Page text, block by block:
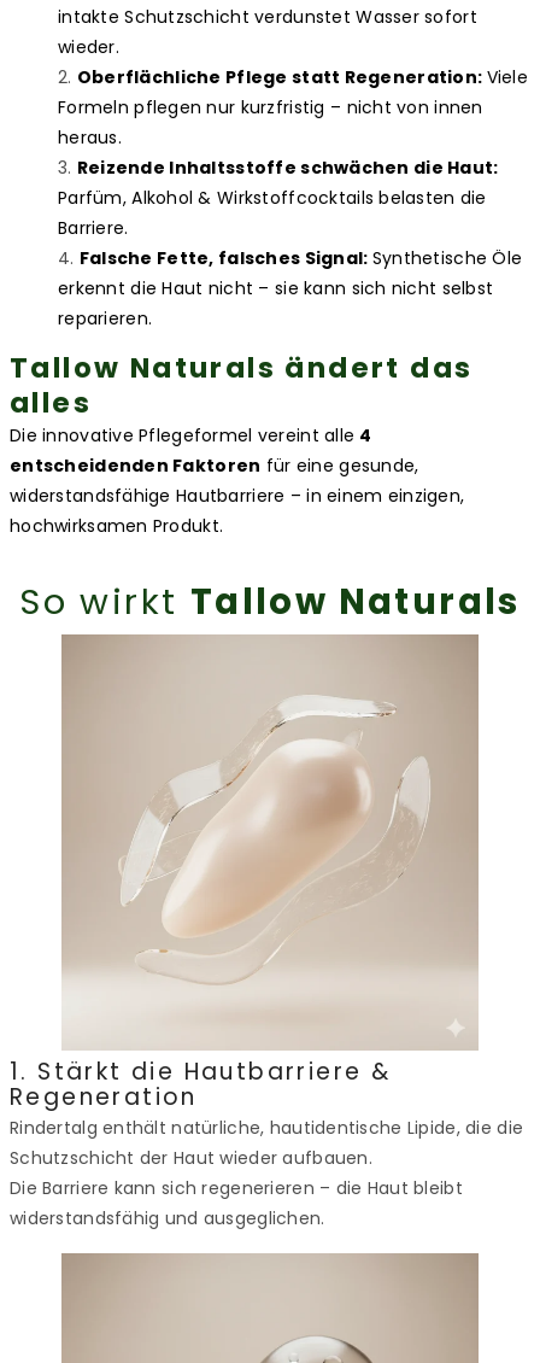
intakte Schutzschicht verdunstet Wasser sofort
wieder.
Oberflächliche Pflege statt Regeneration: Viele
Formeln pflegen nur kurzfristig – nicht von innen
heraus.
Reizende Inhaltsstoffe schwächen die Haut:
Parfüm, Alkohol & Wirkstoffcocktails belasten die
Barriere.
Falsche Fette, falsches Signal: Synthetische Öle
erkennt die Haut nicht – sie kann sich nicht selbst
reparieren.
Tallow Naturals ändert das
alles
Die innovative Pflegeformel vereint alle 4
entscheidenden Faktoren für eine gesunde,
widerstandsfähige Hautbarriere – in einem einzigen,
hochwirksamen Produkt.
So wirkt Tallow Naturals
1. Stärkt die Hautbarriere &
Regeneration
Rindertalg enthält natürliche, hautidentische Lipide, die die
Schutzschicht der Haut wieder aufbauen.
Die Barriere kann sich regenerieren – die Haut bleibt
widerstandsfähig und ausgeglichen.